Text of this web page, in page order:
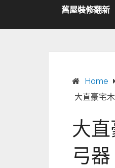
舊屋裝修翻新
Home
大直豪宅
大
弓